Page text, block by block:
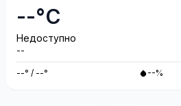
--°C
Недоступно
--
--° / --° --%